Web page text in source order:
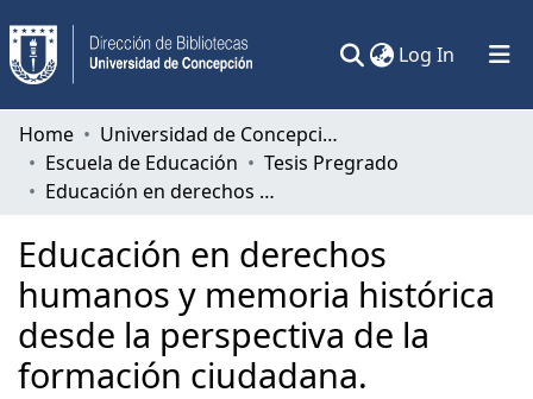
Log In (current)
Communities & Collections
All of DSpace
Home
Universidad de Concepción
Escuela de Educación
Tesis Pregrado
Educación en derechos humanos y memoria histórica desde la perspectiva de la formación ciudadana.
Educación en derechos
humanos y memoria histórica
desde la perspectiva de la
formación ciudadana.